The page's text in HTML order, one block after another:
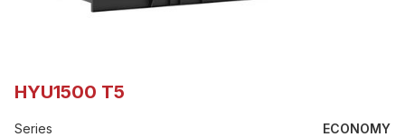
HYU1500 T5
Series ECONOMY